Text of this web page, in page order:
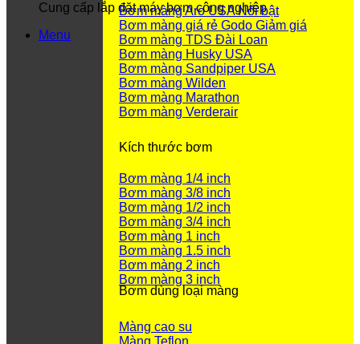
Cung cấp lắp đặt máy bơm công nghiệp
Menu
Bơm màng Aro USA
Bơm màng giá rẻ Godo
Bơm màng TDS Đài Loan
Bơm màng Husky USA
Bơm màng Sandpiper USA
Bơm màng Wilden
Bơm màng Marathon
Bơm màng Verderair
Kích thước bơm
Bơm màng 1/4 inch
Bơm màng 3/8 inch
Bơm màng 1/2 inch
Bơm màng 3/4 inch
Bơm màng 1 inch
Bơm màng 1.5 inch
Bơm màng 2 inch
Bơm màng 3 inch
Bơm dùng loại màng
Màng cao su
Màng Teflon